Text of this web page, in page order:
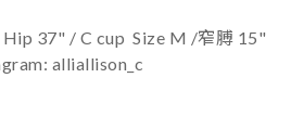
37" / C cup Size M /窄膊 15"
alliallison_c